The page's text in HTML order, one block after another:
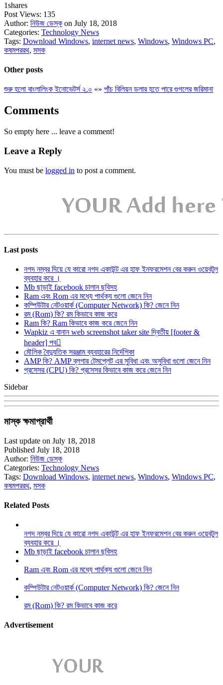
1shares
Post Views: 135
Author: নিউজ ডেস্ক on July 18, 2018
Categories: Technology News
Tags: Download Windows, internet news, Windows, Windows PC,
কষমপররথ, মসক
Other posts
শুরু হলো বাংলালিংক ইনোভেটর্স ২.০ «» পাঁচ বিলিয়ন ডলার হতে পারে গুগলের জরিমানা
Comments
So empty here ... leave a comment!
Leave a Reply
You must be logged in to post a comment.
Last posts
নগদ নম্বর দিয়ে যে কারো নগদ একাউন্ট এর হাফ ইনফরমেশন বের করুন ওয়েবটুল
ব্যবহার করে ।
Mb ছাড়াই facebook চালান ছবিসহ
Ram এবং Rom এর মধ্যে পার্থক্য গুলো জেনে নিন
কম্পিউটার নেটওয়ার্ক (Computer Network) কি? জেনে নিন
রম (Rom) কি? রম কিভাবে কাজ করে
Ram কি? Ram কিভাবে কাজ করে জেনে নিন
Wapkiz এ বানান web screenshot taker site দ্বিতীয় [footer &
header] পব
মৌলিক বৈদ্যুতিক সরঞ্জাম ব্যবহারের নির্দেশিকা
AMP কি? AMP ব্লগার টেমপ্লেট এর সুবিধা এবং অসুবিধা গুলো জেনে নিন
প্রসেসর (CPU) কি? প্রসেসর কিভাবে কাজ করে জেনে নিন
Sidebar
মাস্ক ক্ষমাপ্রার্থী
Last update on July 18, 2018
Published July 18, 2018
Author: নিউজ ডেস্ক
Categories: Technology News
Tags: Download Windows, internet news, Windows, Windows PC,
কষমপররথ, মসক
Related Posts
নগদ নম্বর দিয়ে যে কারো নগদ একাউন্ট এর হাফ ইনফরমেশন বের করুন ওয়েবটুল
ব্যবহার করে ।
Mb ছাড়াই facebook চালান ছবিসহ
Ram এবং Rom এর মধ্যে পার্থক্য গুলো জেনে নিন
কম্পিউটার নেটওয়ার্ক (Computer Network) কি? জেনে নিন
রম (Rom) কি? রম কিভাবে কাজ করে
Advertisement